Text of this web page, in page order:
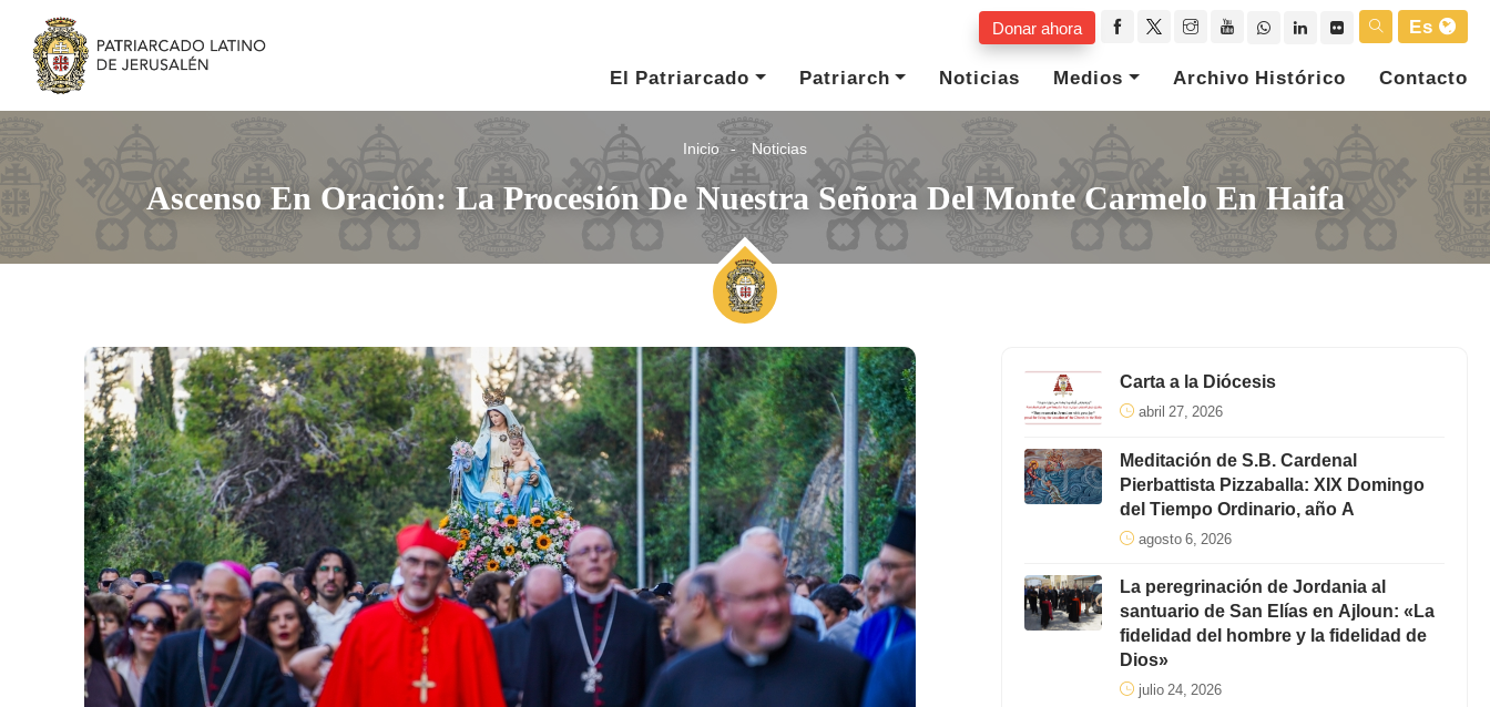
Donar ahora
Es
El Patriarcado
Patriarch Noticias Medios Archivo Histórico Contacto
Inicio Noticias
Ascenso En Oración: La Procesión De Nuestra Señora Del Monte Carmelo En Haifa
Carta a la Diócesis
abril 27, 2026
Meditación de S.B. Cardenal
Pierbattista Pizzaballa: XIX Domingo
del Tiempo Ordinario, año A
agosto 6, 2026
La peregrinación de Jordania al
santuario de San Elías en Ajloun: «La
fidelidad del hombre y la fidelidad de
Dios»
julio 24, 2026